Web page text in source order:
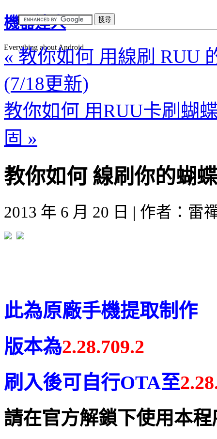
機器達人
Everything about Android
« 教你如何 用線刷 RUU
(7/18更新)
教你如何 用RUU卡刷蝴
固 »
教你如何 線刷你的蝴
2013 年 6 月 20 日 | 作者：雷
此為原廠手機提取制作
版本為2.28.709.2
刷入後可自行OTA至
請在官方解鎖下使用本程